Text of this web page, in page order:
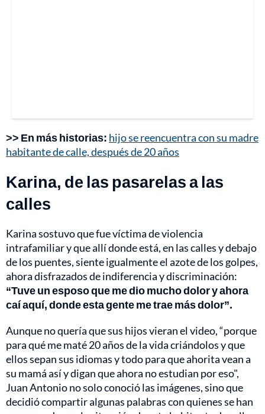
>> En más historias: hijo se reencuentra con su madre
habitante de calle, después de 20 años
Karina, de las pasarelas a las
calles
Karina sostuvo que fue víctima de violencia
intrafamiliar y que allí donde está, en las calles y debajo
de los puentes, siente igualmente el azote de los golpes,
ahora disfrazados de indiferencia y discriminación:
“Tuve un esposo que me dio mucho dolor y ahora
caí aquí, donde esta gente me trae más dolor”.
Aunque no quería que sus hijos vieran el video, “porque
para qué me maté 20 años de la vida criándolos y que
ellos sepan sus idiomas y todo para que ahorita vean a
su mamá así y digan que ahora no estudian por eso",
Juan Antonio no solo conoció las imágenes, sino que
decidió compartir algunas palabras con quienes se han